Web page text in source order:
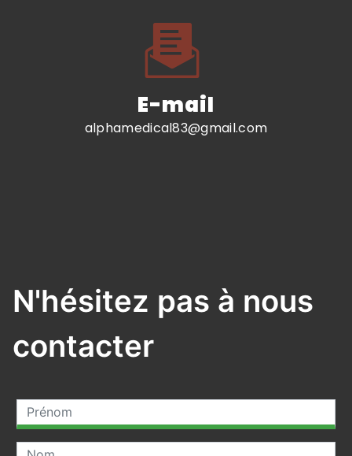
E-mail
alphamedical83@gmail.com
N'hésitez pas à nous
contacter